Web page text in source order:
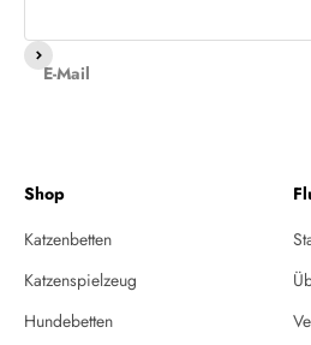
E-Mail
Abonnieren
Shop
Katzenbetten
Katzenspielzeug
Hundebetten